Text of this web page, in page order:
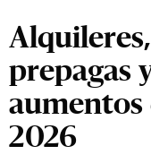
prepagas
2026